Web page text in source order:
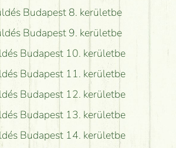
Budapest 8. kerületbe
Budapest 9. kerületbe
Budapest 10. kerületbe
Budapest 11. kerületbe
Budapest 12. kerületbe
Budapest 13. kerületbe
Budapest 14. kerületbe